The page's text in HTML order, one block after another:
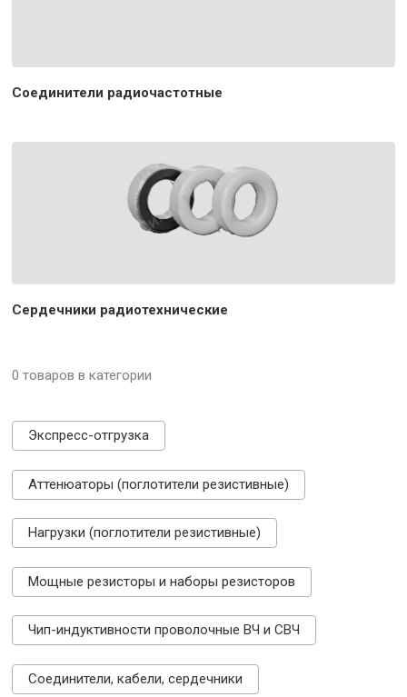
Соединители радиочастотные
Сердечники радиотехнические
0 товаров в категории
Экспресс-отгрузка
Аттенюаторы (поглотители резистивные)
Нагрузки (поглотители резистивные)
Мощные резисторы и наборы резисторов
Чип-индуктивности проволочные ВЧ и СВЧ
Соединители, кабели, сердечники